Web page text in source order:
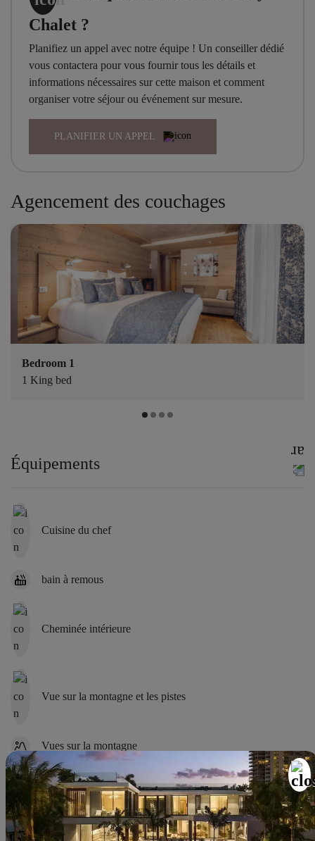
Chalet ?
Planifiez un appel avec notre équipe ! Un conseiller dédié
vous contactera pour vous fournir tous les détails et
informations nécessaires sur cette maison et comment
organiser votre séjour ou événement sur mesure.
PLANIFIER UN APPEL
Agencement des couchages
Bedroom 1
1 King bed
Équipements
Cuisine du chef
bain à remous
Cheminée intérieure
Vue sur la montagne et les pistes
Vues sur la montagne
Salon extérieur